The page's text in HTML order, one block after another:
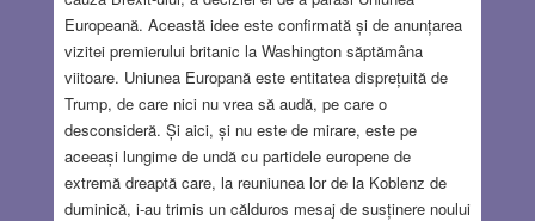
Europeană. Această idee este confirmată și de anunțarea
vizitei premierului britanic la Washington săptămâna
viitoare. Uniunea Europană este entitatea disprețuită de
Trump, de care nici nu vrea să audă, pe care o
desconsideră. Și aici, și nu este de mirare, este pe
aceeași lungime de undă cu partidele europene de
extremă dreaptă care, la reuniunea lor de la Koblenz de
duminică, i-au trimis un călduros mesaj de susținere noului